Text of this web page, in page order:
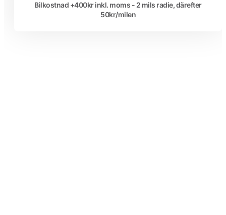
Bilkostnad +400kr inkl. moms - 2 mils radie, därefter
50kr/milen